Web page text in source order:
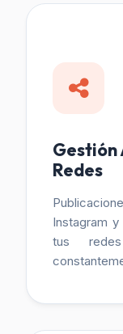
Redes
Instagram
tus